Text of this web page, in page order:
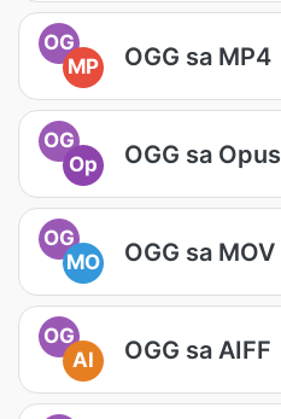
OG
MP
OGG sa MP4
OG
Op
OGG sa Opus
OG
MO
OGG sa MOV
OG
AI
OGG sa AIFF